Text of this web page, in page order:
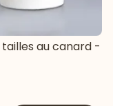
au canard -